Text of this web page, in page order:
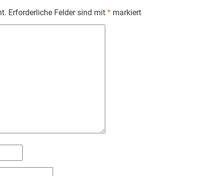
Erforderliche Felder sind mit * markiert